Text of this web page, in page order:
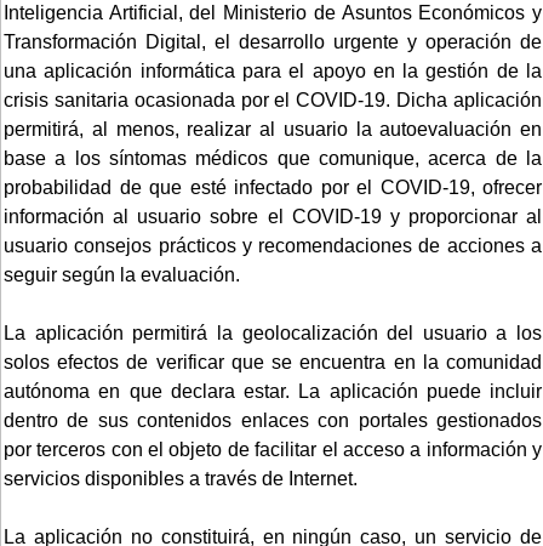
Inteligencia Artificial, del Ministerio de Asuntos Económicos y
Transformación Digital, el desarrollo urgente y operación de
una aplicación informática para el apoyo en la gestión de la
crisis sanitaria ocasionada por el COVID-19. Dicha aplicación
permitirá, al menos, realizar al usuario la autoevaluación en
base a los síntomas médicos que comunique, acerca de la
probabilidad de que esté infectado por el COVID-19, ofrecer
información al usuario sobre el COVID-19 y proporcionar al
usuario consejos prácticos y recomendaciones de acciones a
seguir según la evaluación.
La aplicación permitirá la geolocalización del usuario a los
solos efectos de verificar que se encuentra en la comunidad
autónoma en que declara estar. La aplicación puede incluir
dentro de sus contenidos enlaces con portales gestionados
por terceros con el objeto de facilitar el acceso a información y
servicios disponibles a través de Internet.
La aplicación no constituirá, en ningún caso, un servicio de